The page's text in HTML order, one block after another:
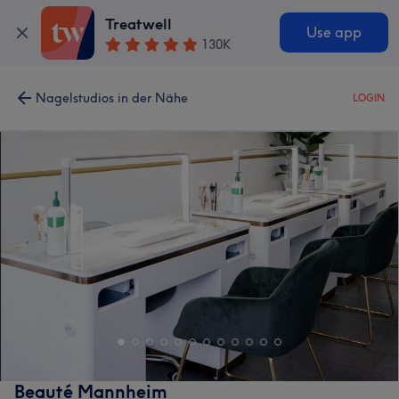
Treatwell
130K
Use app
Nagelstudios in der Nähe LOGIN
Beauté Mannheim